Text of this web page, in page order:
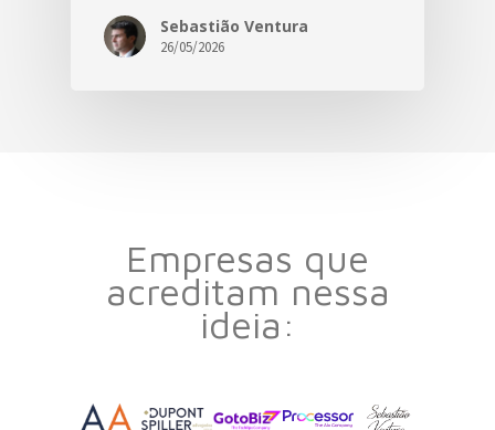
Sebastião Ventura
26/05/2026
Empresas que
acreditam nessa
ideia: